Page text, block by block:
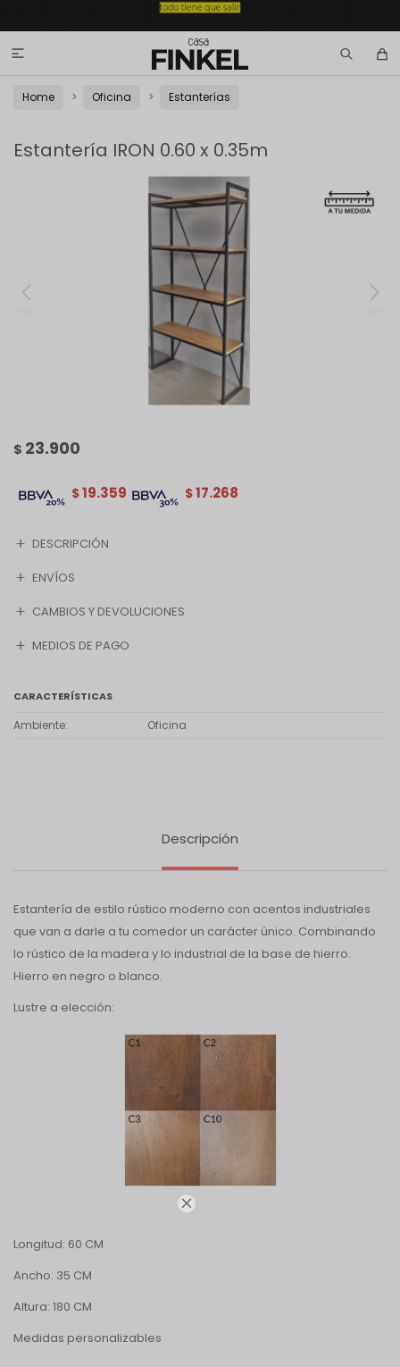


Home Oficina Estanterías
Estantería IRON 0.60 x 0.35m
$ 23.900
$17.268
$19.359
DESCRIPCIÓN
ENVÍOS
CAMBIOS Y DEVOLUCIONES
MEDIOS DE PAGO
CARACTERÍSTICAS
Ambiente Oficina
Descripción
Estantería de estilo rústico moderno con acentos industriales
que van a darle a tu comedor un carácter único. Combinando
lo rústico de la madera y lo industrial de la base de hierro.
Hierro en negro o blanco.
Lustre a elección:
Longitud: 60 CM
Ancho: 35 CM
Altura: 180 CM
Medidas personalizables